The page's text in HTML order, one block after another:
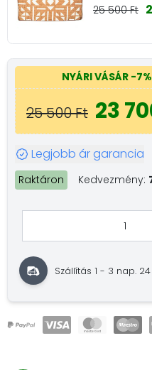
25 500 Ft
NYÁRI VÁSÁR -7%
25 500 Ft 23
Legjobb ár garancia
Raktáron Kedvezmény:
Szállítás 1 - 3 nap.